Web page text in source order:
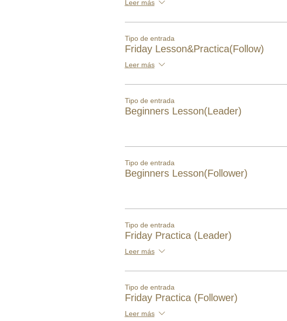
Leer más
Tipo de entrada
Friday Lesson&Practica(Follow)
Leer más
Tipo de entrada
Beginners Lesson(Leader)
Tipo de entrada
Beginners Lesson(Follower)
Tipo de entrada
Friday Practica (Leader)
Leer más
Tipo de entrada
Friday Practica (Follower)
Leer más